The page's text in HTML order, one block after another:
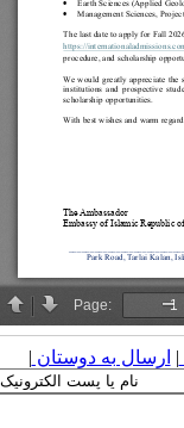
ارسال به دوستان|